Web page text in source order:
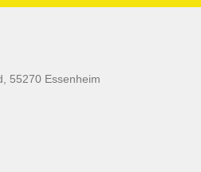
55270 Essenheim